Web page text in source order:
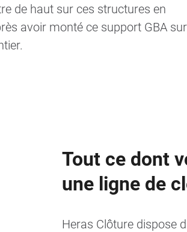
de haut sur ces structures en
avoir monté ce support GBA sur
Tout ce dont
une ligne de
Heras Clôture dispose